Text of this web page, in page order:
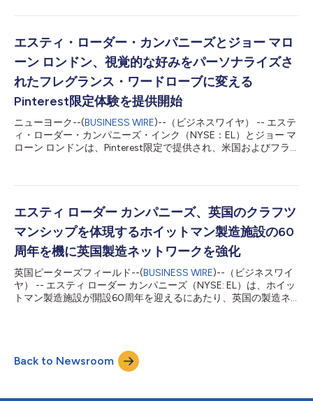
りをさらに強化する継続的な取り組みの一環として、ボイドは、
ームを設立し、率います。この役割において、ボイドは、同社の
多様なポートフォリオを一貫性のある全社コミュニケーション戦
略を基盤として展開するとともに、アーンドメディアでの露出、
文化との結び付き、ブランドへの憧れを高める、大胆で消費者を
最優先に据えたストーリーテリングを加速させます。また、クリ
エイターとのエンゲージメントを強化し、文化が形づくられる場
で同社のブランドが注目を集められるよう支援します。 ボイド
は、美容、ラグジュアリー、ライフスタイル分野において、ブラ
ンド戦略、コミュニケーション、消費者エンゲージメント、文化
的インサイトにわたる豊富な経験を有し...
エスティ・ローダー・カンパニーズとジョー マロ
ーン ロンドン、視覚的な好みをパーソナライズさ
れたフレグランス・ワードローブに変える
Pinterest限定体験を提供開始
ニューヨーク--(BUSINESS WIRE)--（ビジネスワイヤ） -- エステ
ィ・ローダー・カンパニーズ・インク（NYSE：EL）とジョー マ
ローン ロンドンは、Pinterest限定で提供され、米国およびフラ
ド上で表現してきた視覚的な好みを、パーソナライズされたジョ
年に導入されたジョー マローン ロンドンの「AI Scent Advisor」
の成功を踏まえ、Scent Scannerは、消費者が自分に合った香り
を見つけるための新たな方法を提供し、香り探しの出発点を言葉
から画像へと移します。AI Scent Advisorが、消費者が探してい
る香りを言葉で説明する形式だったのに対し、Scent Scanner
は、画像、カラーパレット、質感、旅先、日々の習慣、美的感覚
といった視覚的なインスピレーションを読み取り、一人ひとりに
合ったフレグランスを提案します。 Pinterest向けに...
エスティ ローダー カンパニーズ、英国のクラフツ
マンシップを体現するホイットマン製造施設の60
周年を機に英国製造ネットワークを強化
英国ピーターズフィールド--(BUSINESS WIRE)--（ビジネスワイ
ヤ） -- エスティ ローダー カンパニーズ（NYSE: EL）は、ホイッ
トマン製造施設が開設60周年を迎えるにあたり、英国の製造ネ
トがさらに強化されます。 1966年に開設されたホイットマン
は、エスティ ローダー カンパニーズのグローバル製造ネットワ
ークにおける戦略的拠点であり、ジョー マローン ロンドン、エ
に、スキンケア製品やフレグランス製品を製造しています。現
Back to Newsroom